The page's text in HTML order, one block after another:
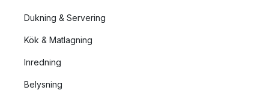
Dukning & Servering
Kök & Matlagning
Inredning
Belysning